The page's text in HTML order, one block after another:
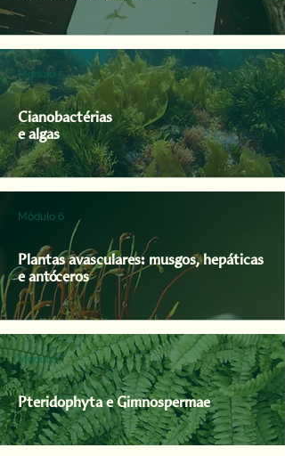
Módulo 5
Cianobactérias
e algas
Módulo 6
Plantas avasculares: musgos, hepáticas
e antóceros
Módulo 7
Pteridophyta e Gimnospermae